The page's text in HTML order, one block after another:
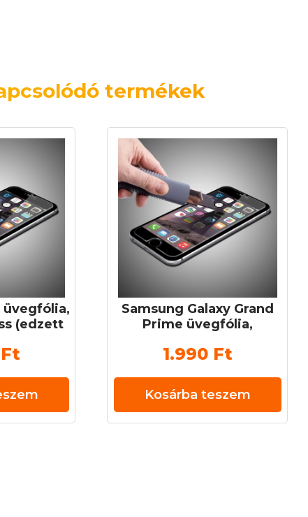
termékek
üvegfólia,
(edzett
Ft
Samsung Galaxy Grand
Prime üvegfólia,
üveg) 0,3 mm 9H
1.990 Ft
Kosárba teszem